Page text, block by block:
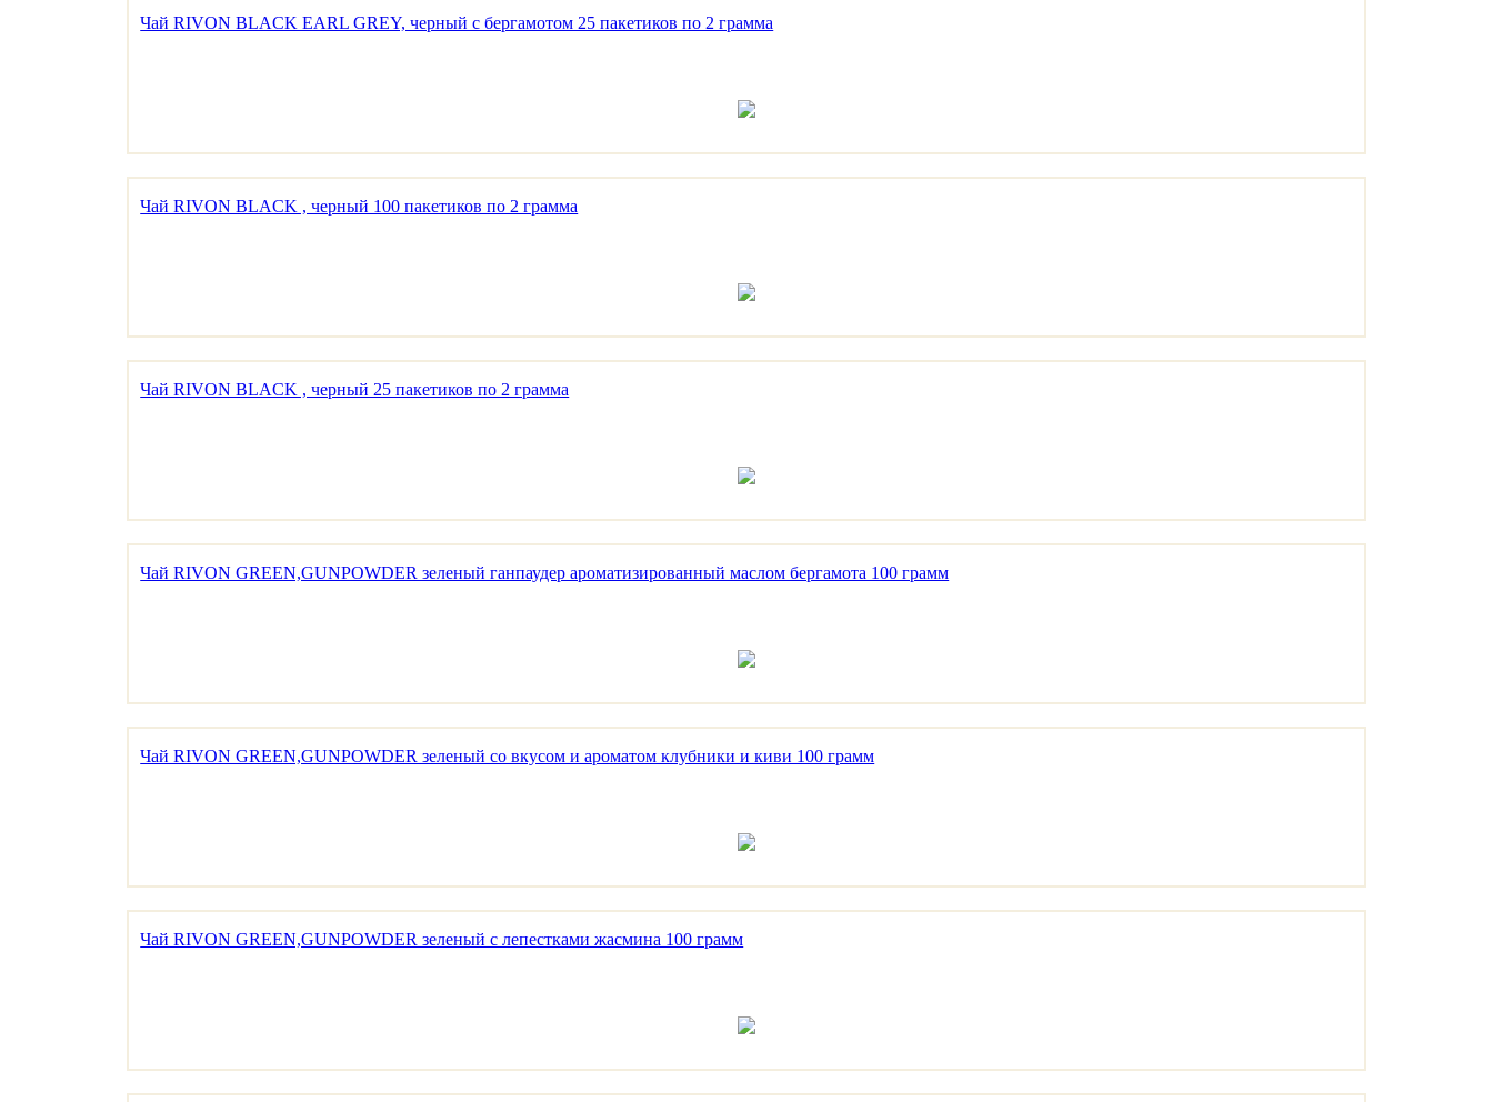
Чай RIVON BLACK EARL GREY, черный с бергамотом 25 пакетиков по 2 грамма
Чай RIVON BLACK , черный 100 пакетиков по 2 грамма
Чай RIVON BLACK , черный 25 пакетиков по 2 грамма
Чай RIVON GREEN,GUNPOWDER зеленый ганпаудер ароматизированный маслом бергамота 100 грамм
Чай RIVON GREEN,GUNPOWDER зеленый со вкусом и ароматом клубники и киви 100 грамм
Чай RIVON GREEN,GUNPOWDER зеленый с лепестками жасмина 100 грамм